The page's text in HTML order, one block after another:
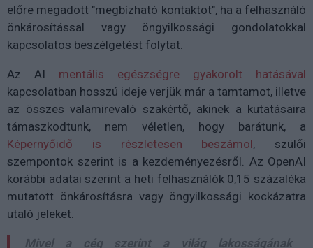
előre megadott "megbízható kontaktot", ha a felhasználó
önkárosítással vagy öngyilkossági gondolatokkal
kapcsolatos beszélgetést folytat.
Az AI mentális egészségre gyakorolt hatásával
kapcsolatban hosszú ideje verjük már a tamtamot, illetve
az összes valamirevaló szakértő, akinek a kutatásaira
támaszkodtunk, nem véletlen, hogy barátunk, a
Képernyőidő is részletesen beszámol, szülői
szempontok szerint is a kezdeményezésről. Az OpenAI
korábbi adatai szerint a heti felhasználók 0,15 százaléka
mutatott önkárosításra vagy öngyilkossági kockázatra
utaló jeleket.
Mivel a cég szerint a világ lakosságának